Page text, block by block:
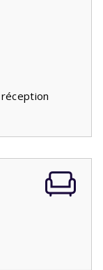
la deuxième
et lavabo. Il